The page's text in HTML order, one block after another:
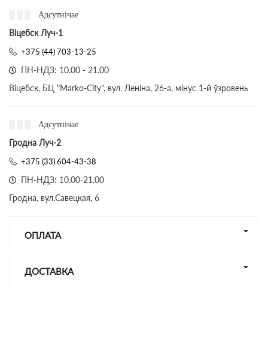
Адсутнічае
Віцебск Луч-1
+375 (44) 703-13-25
ПН-НДЗ: 10.00 - 21.00
Віцебск, БЦ "Marko-City", вул. Леніна, 26-а, мінус 1-й ўзровень
Адсутнічае
Гродна Луч-2
+375 (33) 604-43-38
ПН-НДЗ: 10.00-21.00
Гродна, вул.Савецкая, 6
ОПЛАТА
ДОСТАВКА